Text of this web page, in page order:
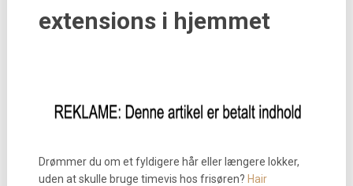
extensions i hjemmet
Drømmer du om et fyldigere hår eller længere lokker,
uden at skulle bruge timevis hos frisøren? Hair